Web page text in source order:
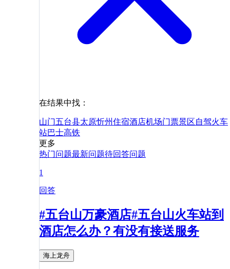
在结果中找：
山门五台县太原忻州住宿酒店机场门票景区自驾火车
站巴士高铁
更多
热门问题最新问题待回答问题
1
回答
#五台山万豪酒店#五台山火车站到
酒店怎么办？有没有接送服务
海上龙舟